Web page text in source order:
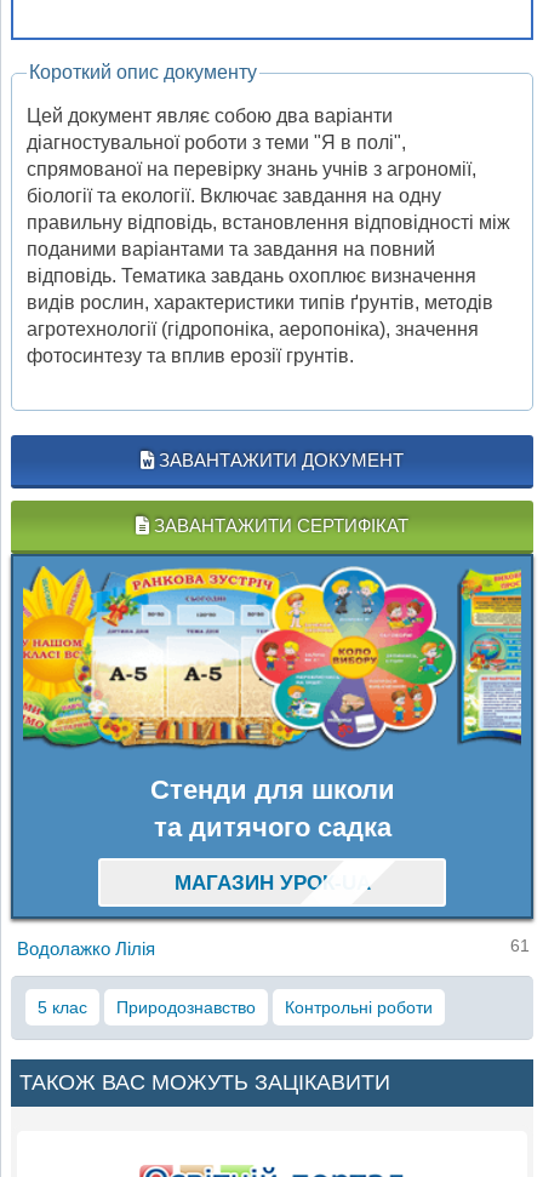
Короткий опис документу
Цей документ являє собою два варіанти
діагностувальної роботи з теми "Я в полі",
спрямованої на перевірку знань учнів з агрономії,
біології та екології. Включає завдання на одну
правильну відповідь, встановлення відповідності між
поданими варіантами та завдання на повний
відповідь. Тематика завдань охоплює визначення
видів рослин, характеристики типів ґрунтів, методів
агротехнології (гідропоніка, аеропоніка), значення
фотосинтезу та вплив ерозії грунтів.
ЗАВАНТАЖИТИ ДОКУМЕНТ
ЗАВАНТАЖИТИ СЕРТИФІКАТ
Стенди для школи
та дитячого садка
МАГАЗИН УРОК-UA
Водолажко Лілія 61
5 клас Природознавство Контрольні роботи
ТАКОЖ ВАС МОЖУТЬ ЗАЦІКАВИТИ